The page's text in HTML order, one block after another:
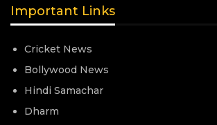
Important Links
Cricket News
Bollywood News
Hindi Samachar
Dharm